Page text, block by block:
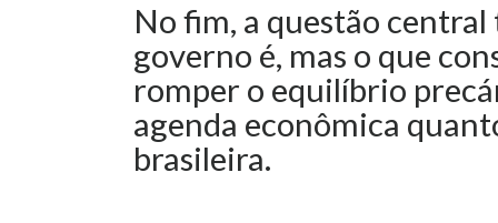
No fim, a questão central
governo é, mas o que
romper o equilíbrio
agenda econômica
brasileira.